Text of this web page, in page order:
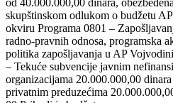
skupštinskom odlukom o budžetu
okviru Programa 0801 –
radno-pravnih odnosa, programska
politika zapošljavanja u AP
– Tekuće subvencije javnim
organizacijama 20.000.000,00
privatnim preduzećima